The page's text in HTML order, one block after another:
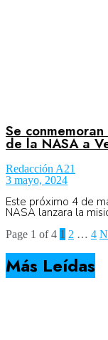
Se
de la NASA a
Redacción A21
3 mayo, 2024
Este próximo 4 de
NASA lanzara la
Page 1 of 4 1 2 … 4
Más Leídas